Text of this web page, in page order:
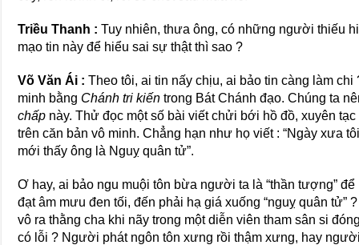
Triều Thanh :Tuy nhiên, thưa ông, có những người thiếu
mạo tin này để hiểu sai sự thật thì sao ?
Võ Văn Ái : Theo tôi, ai tin nấy chịu, ai bảo tin càng làm
minh bằng Chánh tri kiến trong Bát Chánh đạo. Chúng ta
chấp này. Thử đọc một số bài viết chửi bới hồ đồ, xuyên
trên căn bản vô minh. Chẳng hạn như họ viết : “Ngày xưa
mới thấy ông là Nguỵ quân tử”.
Ơ hay, ai bảo ngu muội tôn bừa người ta là “thần tượng”
đạt âm mưu đen tối, đến phải hạ giá xuống “nguỵ quân tử”
vô ra thằng cha khi nãy trong một diễn viên tham sân si
có lỗi ? Người phát ngôn tôn xưng rồi thậm xưng, hay